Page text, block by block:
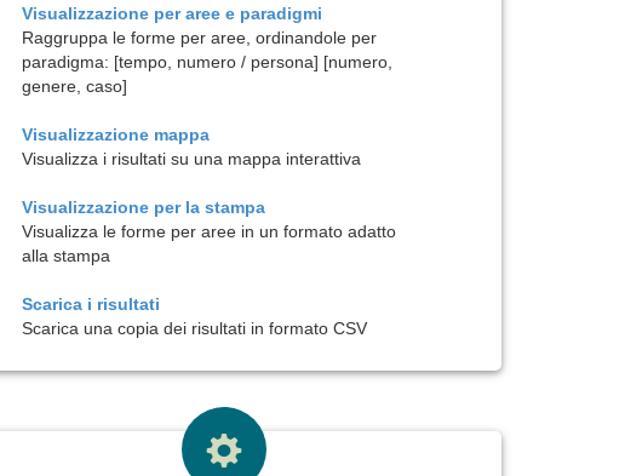
Visualizzazione peraree e paradigmi
Raggruppa le forme per aree, ordinandole per
paradigma: [tempo, numero / persona] [numero,
genere, caso]
Visualizzazione mappa
Visualizza i risultati su una mappa interattiva
Visualizzazione per la stampa
Visualizza le forme per aree in un formato adatto
alla stampa
Scarica i risultati
Scarica una copia dei risultati in formato CSV